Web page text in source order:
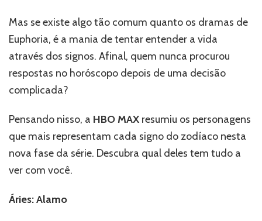
Mas se existe algo tão comum quanto os dramas de
Euphoria, é a mania de tentar entender a vida
através dos signos. Afinal, quem nunca procurou
respostas no horóscopo depois de uma decisão
complicada?
Pensando nisso, a HBO MAX resumiu os personagens
que mais representam cada signo do zodíaco nesta
nova fase da série. Descubra qual deles tem tudo a
ver com você.
Áries: Alamo